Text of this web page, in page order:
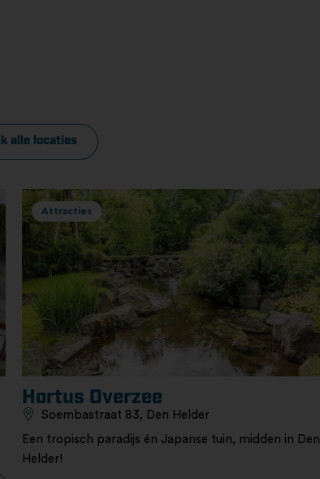
alle locaties
Attracties
Hortus Overzee
Soembastraat 83, Den Helder
Een tropisch paradijs én Japanse tuin, midden in Den
Helder!